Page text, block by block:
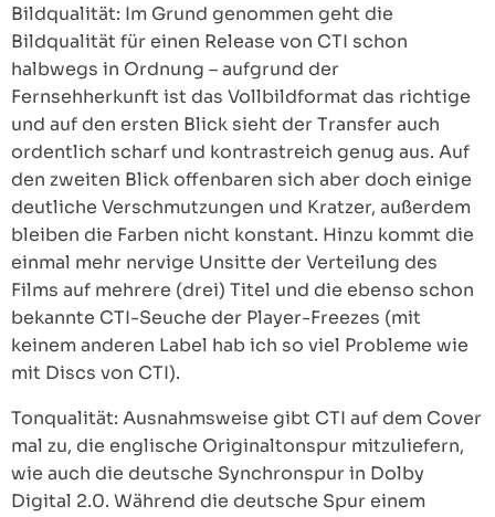
Bildqualität: Im Grund genommen geht die
Bildqualität für einen Release von CTI schon
halbwegs in Ordnung – aufgrund der
Fernsehherkunft ist das Vollbildformat das richtige
und auf den ersten Blick sieht der Transfer auch
ordentlich scharf und kontrastreich genug aus. Auf
den zweiten Blick offenbaren sich aber doch einige
deutliche Verschmutzungen und Kratzer, außerdem
bleiben die Farben nicht konstant. Hinzu kommt die
einmal mehr nervige Unsitte der Verteilung des
Films auf mehrere (drei) Titel und die ebenso schon
bekannte CTI-Seuche der Player-Freezes (mit
keinem anderen Label hab ich so viel Probleme wie
mit Discs von CTI).
Tonqualität: Ausnahmsweise gibt CTI auf dem Cover
mal zu, die englische Originaltonspur mitzuliefern,
wie auch die deutsche Synchronspur in Dolby
Digital 2.0. Während die deutsche Spur einem